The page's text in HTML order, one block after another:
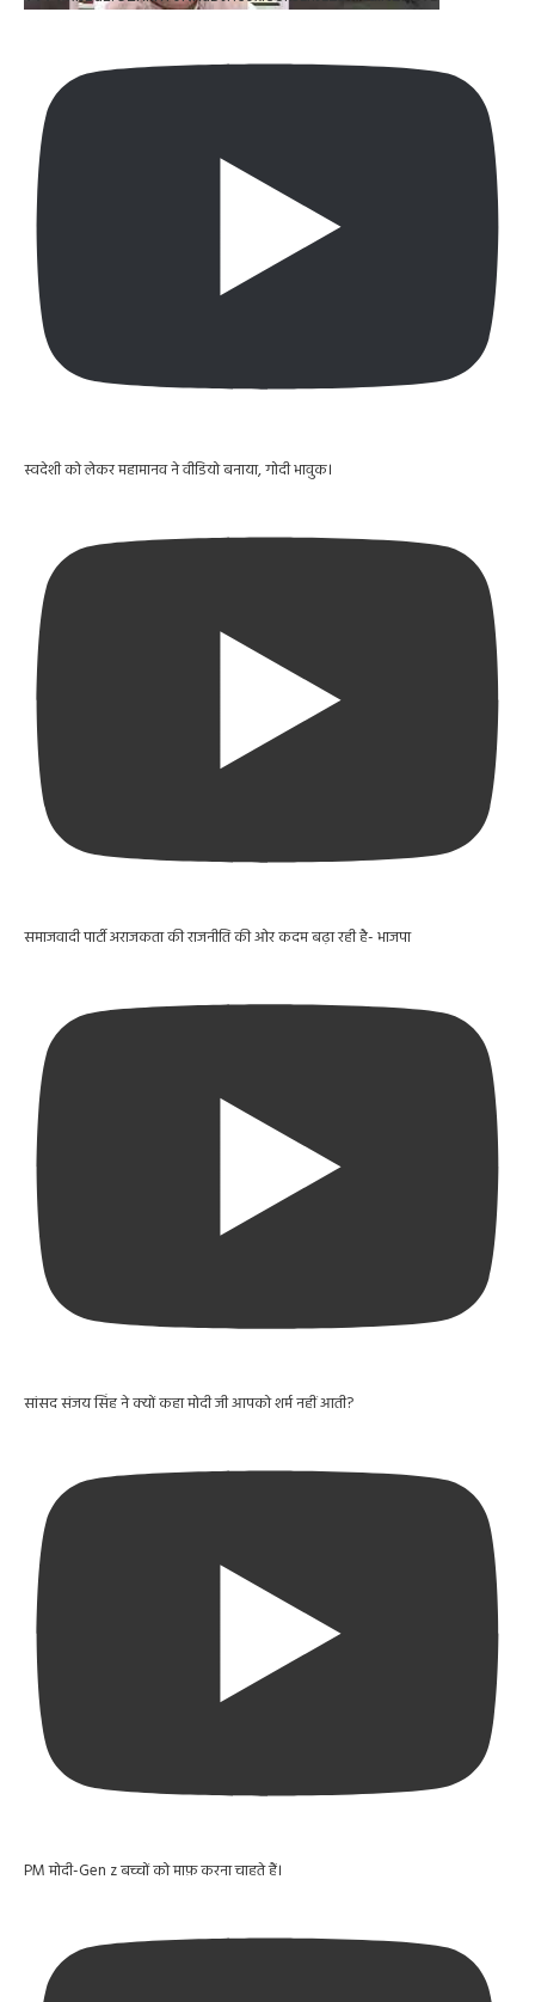
स्वदेशी को लेकर महामानव ने वीडियो बनाया, गोदी भावुक।
समाजवादी पार्टी अराजकता की राजनीति की ओर कदम बढ़ा रही है- भाजपा
सांसद संजय सिंह ने क्यों कहा मोदी जी आपको शर्म नहीं आती?
PM मोदी-Gen z बच्चों को माफ़ करना चाहते हैं।